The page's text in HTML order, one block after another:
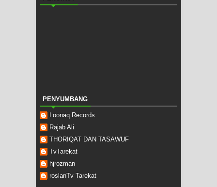
PENYUMBANG
Loonaq Records
Rajab Ali
THORIQAT DAN TASAWUF
TvTarekat
hjrozman
roslanTv Tarekat